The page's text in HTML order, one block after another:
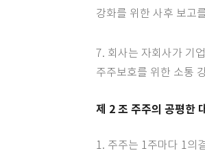
강화를 위한 사후 보고
7. 회사는 자회사가 기
주주보호를 위한 소통
제 2 조 주주의 공평한
1. 주주는 1주마다 1의